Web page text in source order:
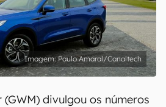
Paulo Amaral/Canaltech
divulgou os números